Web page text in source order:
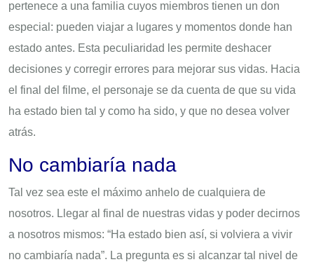
pertenece a una familia cuyos miembros tienen un don
especial: pueden viajar a lugares y momentos donde han
estado antes. Esta peculiaridad les permite deshacer
decisiones y corregir errores para mejorar sus vidas. Hacia
el final del filme, el personaje se da cuenta de que su vida
ha estado bien tal y como ha sido, y que no desea volver
atrás.
No cambiaría nada
Tal vez sea este el máximo anhelo de cualquiera de
nosotros. Llegar al final de nuestras vidas y poder decirnos
a nosotros mismos: “Ha estado bien así, si volviera a vivir
no cambiaría nada”. La pregunta es si alcanzar tal nivel de